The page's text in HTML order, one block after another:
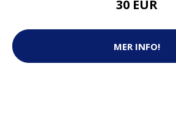
30 EUR
MER INFO!